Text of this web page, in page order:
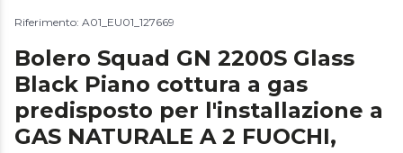
Riferimento: A01_EU01_127669
Bolero Squad GN 2200S Glass
Black Piano cottura a gas
predisposto per l'installazione a
GAS NATURALE A 2 FUOCHI,